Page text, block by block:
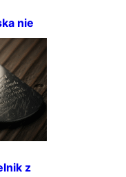
nie
co
z